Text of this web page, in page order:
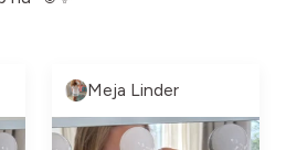
Meja Linder